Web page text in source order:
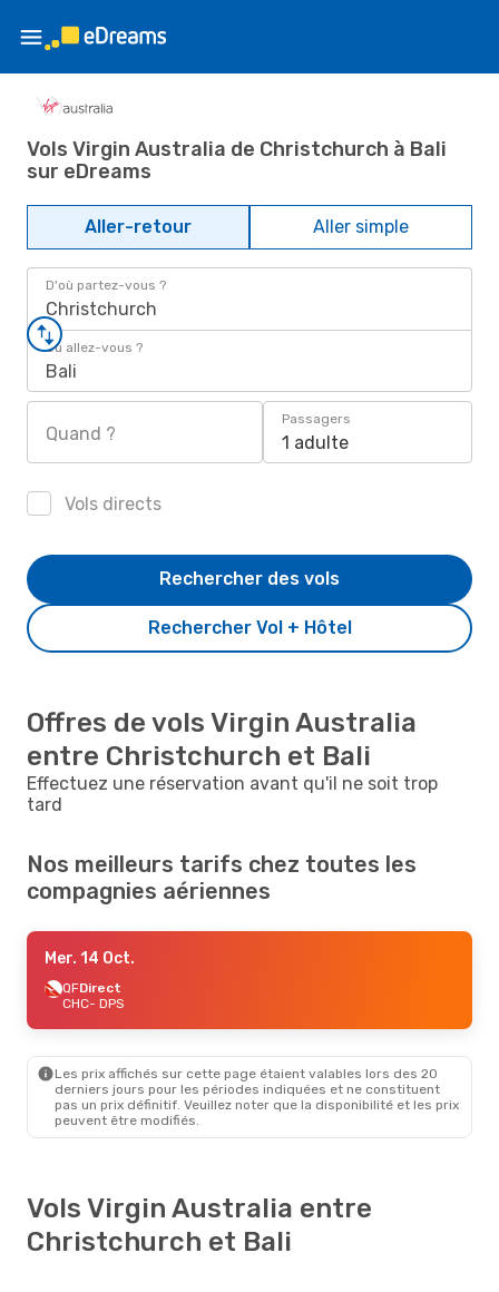
Vols Virgin Australia de Christchurch à Bali
sur eDreams
Aller-retour Aller simple
D'où partez-vous ?
Christchurch
Où allez-vous ?
Bali
Quand ?
Passagers
1 adulte
Vols directs
Rechercher Vol + Hôtel
Rechercher des vols
Offres de vols Virgin Australia
entre Christchurch et Bali
Effectuez une réservation avant qu'il ne soit trop
tard
Nos meilleurs tarifs chez toutes les
compagnies aériennes
Mer. 14 Oct.
QFDirect
CHC- DPS
Les prix affichés sur cette page étaient valables lors des 20
derniers jours pour les périodes indiquées et ne constituent
pas un prix définitif. Veuillez noter que la disponibilité et les prix
peuvent être modifiés.
Vols Virgin Australia entre
Christchurch et Bali